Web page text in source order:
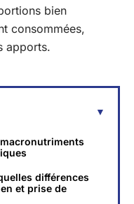
bien
consommées,
apports.
différences
et prise de